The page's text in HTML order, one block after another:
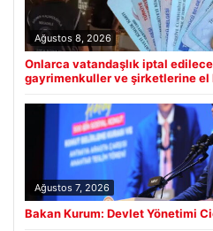
Ağustos 8, 2026
Onlarca vatandaşlık iptal
gayrimenkuller ve şirketlerine el
Ağustos 7, 2026
Bakan Kurum: Devlet Yönetimi